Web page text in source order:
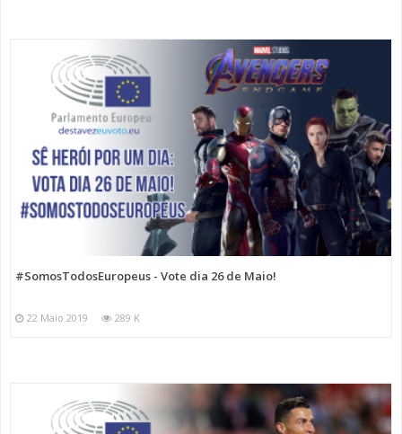
#SomosTodosEuropeus - Vote dia 26 de Maio!
22 Maio 2019 289 K